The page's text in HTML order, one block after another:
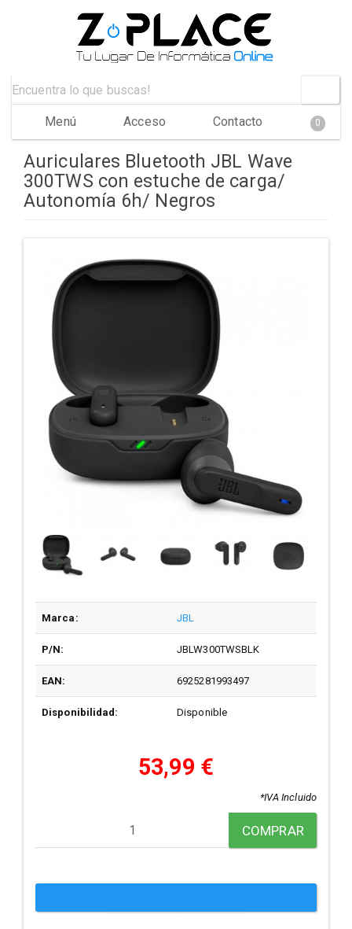
Menú Acceso Contacto 0
Auriculares Bluetooth JBL Wave
300TWS con estuche de carga/
Autonomía 6h/ Negros
Marca: JBL
P/N: JBLW300TWSBLK
EAN: 6925281993497
Disponibilidad: Disponible
53,99 €
*IVA Incluido
COMPRAR